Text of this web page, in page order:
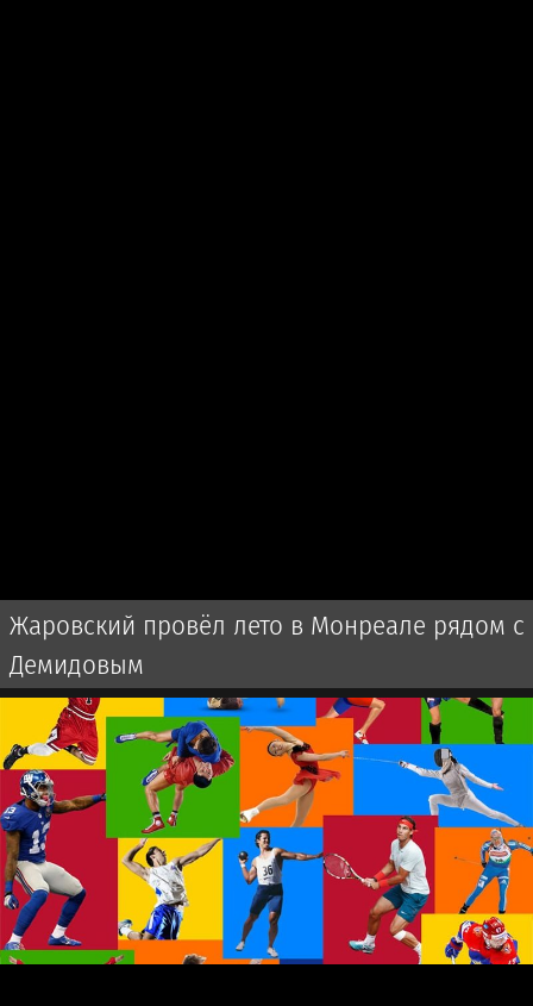
Жаровский провёл лето в Монреале рядом с
Демидовым